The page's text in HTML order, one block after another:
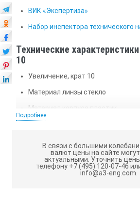
ВИК «Экспертиза»
Набор инспектора технического
Технические
10
Увеличение, крат 10
Материал линзы стекло
Материал корпуса пластик
Источник питания нет
Чехол есть
Подробнее
В связи с большими
валют цены на сайте
актуальными. Уточнить
телефону +7 (495) 120-07-46
info@a3-eng.com.